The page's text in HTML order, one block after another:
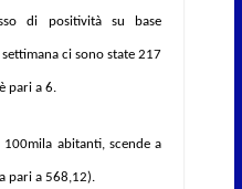
di positività su base
settimana ci sono state 217
pari a 6.
100mila abitanti, scende a
pari a 568,12).